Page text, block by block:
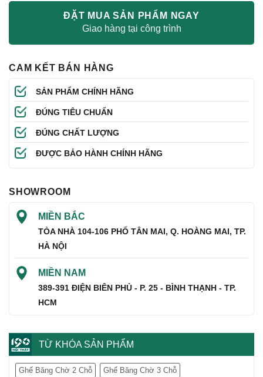
ĐẶT MUA SẢN PHẨM NGAY
Giao hàng tại công trình
CAM KẾT BÁN HÀNG
SẢN PHẨM CHÍNH HÃNG
ĐÚNG TIÊU CHUẨN
ĐÚNG CHẤT LƯỢNG
ĐƯỢC BẢO HÀNH CHÍNH HÃNG
SHOWROOM
MIỀN BẮC
TÒA NHÀ 104-106 PHỐ TÂN MAI, Q. HOÀNG MAI, TP.
HÀ NỘI
MIỀN NAM
389-391 ĐIỆN BIÊN PHỦ - P. 25 - BÌNH THẠNH - TP.
HCM
TỪ KHÓA SẢN PHẨM
Ghế Băng Chờ 2 Chỗ Ghế Băng Chờ 3 Chỗ